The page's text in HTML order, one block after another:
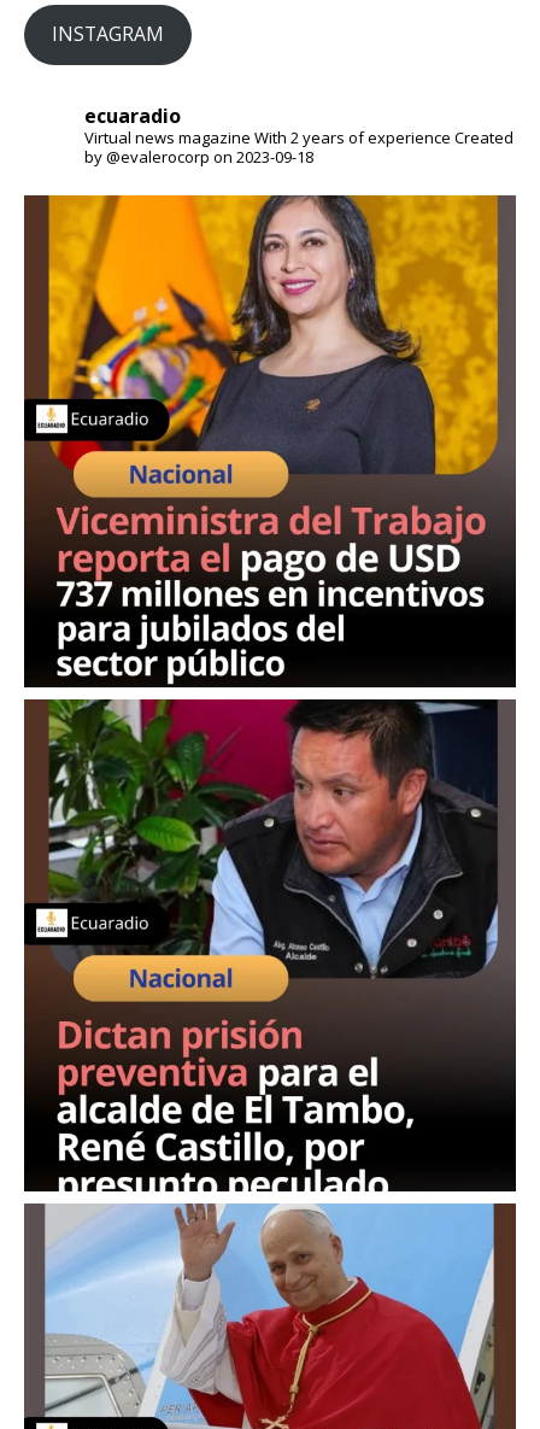
INSTAGRAM
ecuaradio
Virtual news magazine With 2 years of experience Created
by @evalerocorp on 2023-09-18